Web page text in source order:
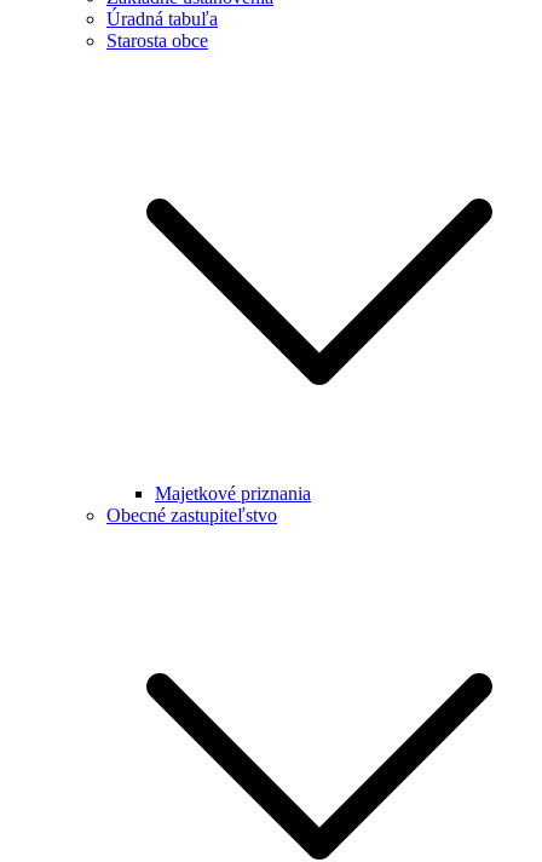
Úradná tabuľa
Starosta obce
Majetkové priznania
Obecné zastupiteľstvo